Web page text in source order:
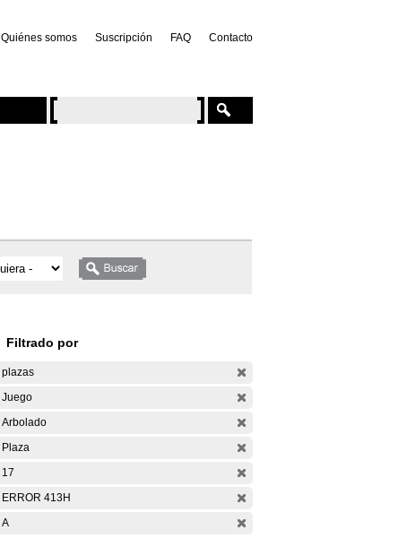
Quiénes somos Suscripción FAQ Contacto
Filtrado por
plazas
Juego
Arbolado
Plaza
17
ERROR 413H
A